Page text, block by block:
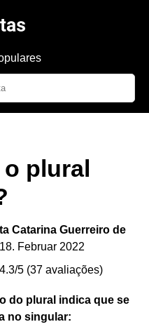
plural
Catarina Guerreiro de
Februar 2022
5 (37 avaliações)
do plural indica que se
no singular: